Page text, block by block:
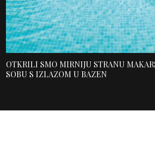
OTKRILI SMO MIRNIJU STRANU
SOBU S IZLAZOM U BAZEN